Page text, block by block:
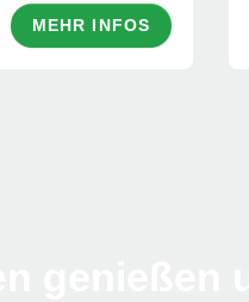
MEHR INFOS